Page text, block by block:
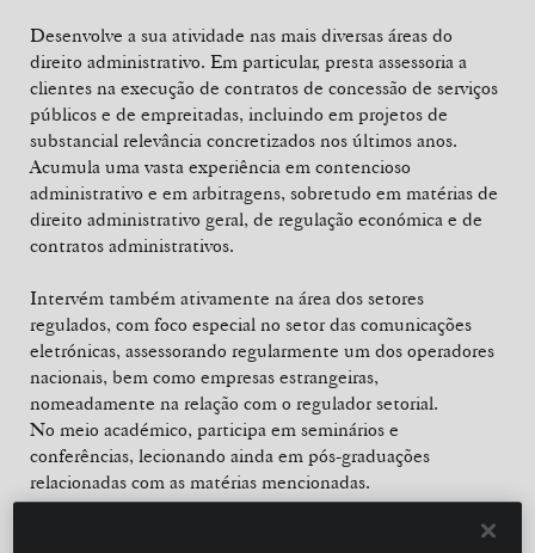
Desenvolve a sua atividade nas mais diversas áreas do
direito administrativo. Em particular, presta assessoria a
clientes na execução de contratos de concessão de serviços
públicos e de empreitadas, incluindo em projetos de
substancial relevância concretizados nos últimos anos.
Acumula uma vasta experiência em contencioso
administrativo e em arbitragens, sobretudo em matérias de
direito administrativo geral, de regulação económica e de
contratos administrativos.
Intervém também ativamente na área dos setores
regulados, com foco especial no setor das comunicações
eletrónicas, assessorando regularmente um dos operadores
nacionais, bem como empresas estrangeiras,
nomeadamente na relação com o regulador setorial.
No meio académico, participa em seminários e
conferências, lecionando ainda em pós-graduações
relacionadas com as matérias mencionadas.
Em 2002, foi adjunto da ministra da Justiça do XV Governo